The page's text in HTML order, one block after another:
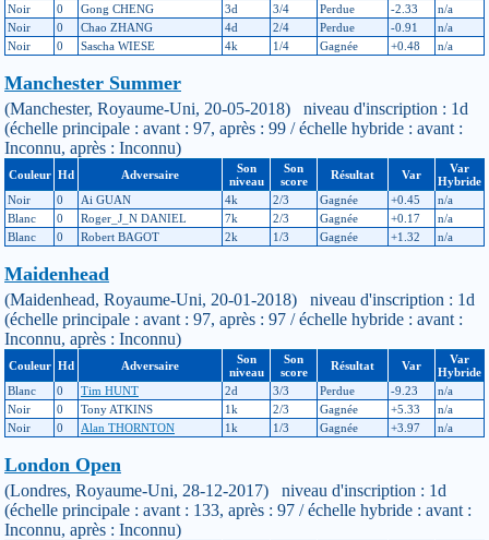
Noir
0 Gong CHENG 3d 3/4 Perdue -2.33
n/a
Noir
0 Chao ZHANG 4d 2/4 Perdue -0.91
n/a
Noir
0 Sascha WIESE 4k 1/4 Gagnée +0.48 n/a
Manchester Summer
(Manchester, Royaume-Uni, 20-05-2018) niveau d'inscription : 1d
(échelle principale : avant : 97, après : 99 / échelle hybride : avant :
Inconnu, après : Inconnu)
Couleur Hd Adversaire
Son
niveau
Son
score
Résultat Var
Var
Hybride
Noir
0 Ai GUAN 4k 2/3 Gagnée +0.45
n/a
Blanc
0 Roger_J_N DANIEL 7k 2/3 Gagnée +0.17
n/a
Blanc
0 Robert BAGOT 2k 1/3 Gagnée +1.32 n/a
Maidenhead
(Maidenhead, Royaume-Uni, 20-01-2018) niveau d'inscription : 1d
(échelle principale : avant : 97, après : 97 / échelle hybride : avant :
Inconnu, après : Inconnu)
Couleur Hd Adversaire
Son
niveau
Son
score
Résultat Var
Var
Hybride
Blanc
0 Tim HUNT 2d 3/3 Perdue -9.23
n/a
Noir
0 Tony ATKINS 1k 2/3 Gagnée +5.33
n/a
Noir
0 Alan THORNTON 1k 1/3 Gagnée +3.97 n/a
London Open
(Londres, Royaume-Uni, 28-12-2017) niveau d'inscription : 1d
(échelle principale : avant : 133, après : 97 / échelle hybride : avant :
Inconnu, après : Inconnu)